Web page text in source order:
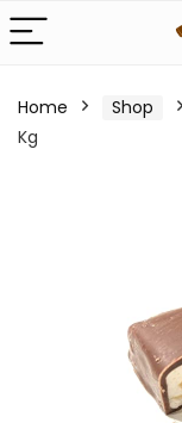
Home Shop
Kg